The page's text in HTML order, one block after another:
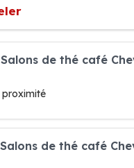
de thé café
proximité
de thé café